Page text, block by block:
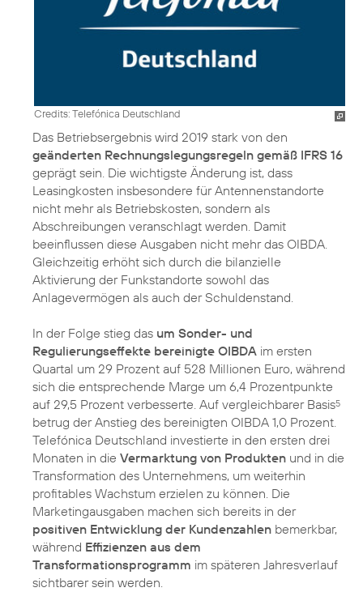
Credits: Telefónica Deutschland
Das Betriebsergebnis wird 2019 stark von den
geänderten Rechnungslegungsregeln gemäß IFRS 16
geprägt sein. Die wichtigste Änderung ist, dass
Leasingkosten insbesondere für Antennenstandorte
nicht mehr als Betriebskosten, sondern als
Abschreibungen veranschlagt werden. Damit
beeinflussen diese Ausgaben nicht mehr das OIBDA.
Gleichzeitig erhöht sich durch die bilanzielle
Aktivierung der Funkstandorte sowohl das
Anlagevermögen als auch der Schuldenstand.
In der Folge stieg das um Sonder- und
Regulierungseffekte bereinigte OIBDA im ersten
Quartal um 29 Prozent auf 528 Millionen Euro, während
sich die entsprechende Marge um 6,4 Prozentpunkte
auf 29,5 Prozent verbesserte. Auf vergleichbarer Basis5
betrug der Anstieg des bereinigten OIBDA 1,0 Prozent.
Telefónica Deutschland investierte in den ersten drei
Monaten in die Vermarktung von Produkten und in die
Transformation des Unternehmens, um weiterhin
profitables Wachstum erzielen zu können. Die
Marketingausgaben machen sich bereits in der
positiven Entwicklung der Kundenzahlen bemerkbar,
während Effizienzen aus dem
Transformationsprogramm im späteren Jahresverlauf
sichtbarer sein werden.